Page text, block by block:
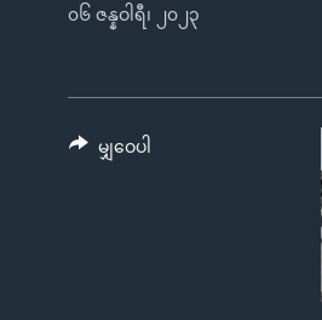
နိုင်ငံတကာ
တရုတ်
အစ္စရေး-ပါလက်စတိုင်း
ရပ်ဝန်းတခု လမ်းတခု အလွန်
အင်္ဂလိပ်စာလေ့လာမယ်
၀၆ ဇန္နဝါရီ၊ ၂၀၂၃
မျှဝေပါ